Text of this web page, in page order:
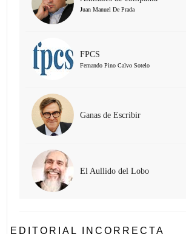
Juan Manuel De Prada
FPCS
Fernando Pino Calvo Sotelo
Ganas de Escribir
El Aullido del Lobo
EDITORIAL INCORRECTA